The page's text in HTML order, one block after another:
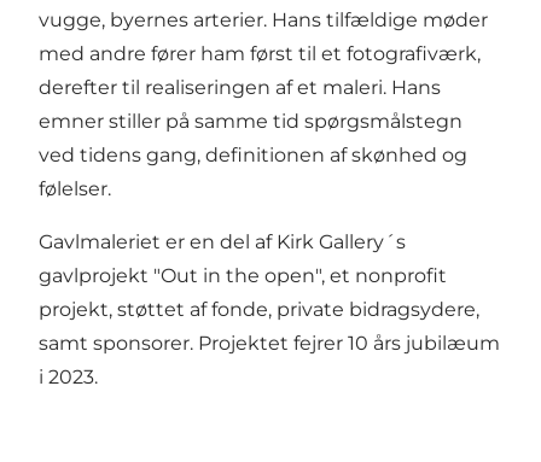
vugge, byernes arterier. Hans tilfældige møder
med andre fører ham først til et fotografiværk,
derefter til realiseringen af et maleri. Hans
emner stiller på samme tid spørgsmålstegn
ved tidens gang, definitionen af skønhed og
følelser.
Gavlmaleriet er en del af Kirk Gallery´s
gavlprojekt "Out in the open", et nonprofit
projekt, støttet af fonde, private bidragsydere,
samt sponsorer. Projektet fejrer 10 års jubilæum
i 2023.